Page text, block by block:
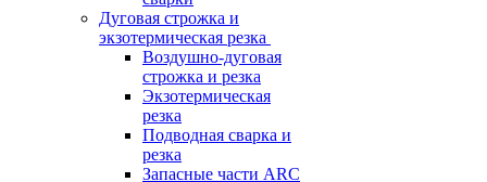
Дуговая строжка и
экзотермическая резка
Воздушно-дуговая
строжка и резка
Экзотермическая
резка
Подводная сварка и
резка
Запасные части ARC